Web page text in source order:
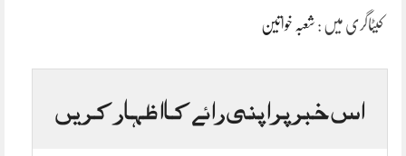
کیٹاگری میں : شعبہ خواتین
اس خبر پر اپنی رائے کا اظہار کریں